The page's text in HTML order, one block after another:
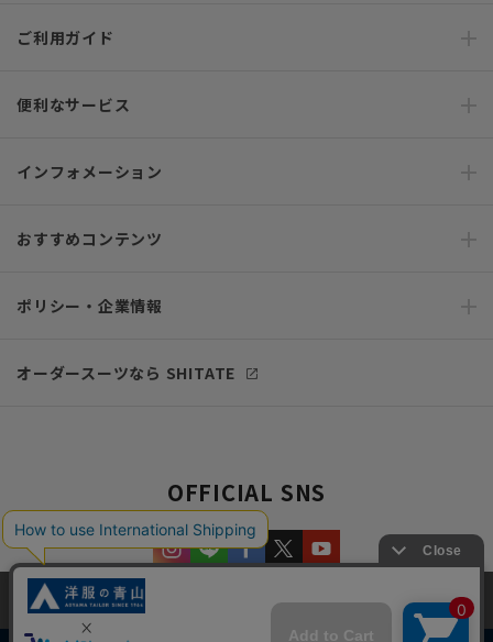
ご利用ガイド
便利なサービス
インフォメーション
おすすめコンテンツ
ポリシー・企業情報
オーダースーツなら SHITATE
OFFICIAL SNS
当サイトでは、快適な閲覧体験とコンテンツ改善のためにCookieを使用